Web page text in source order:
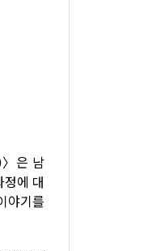
은 남
에 대
야기를